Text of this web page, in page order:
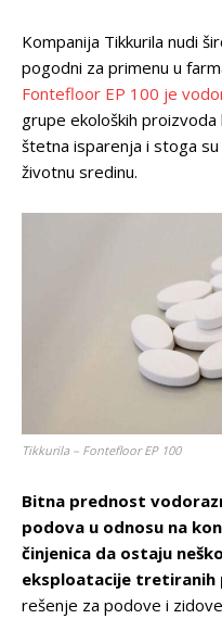
Kompanija Tikkurila nudi
pogodni za primenu u
Fontefloor EP 100 je
grupe ekoloških
štetna isparenja i stoga
životnu sredinu.
Tikkurila – Fontefloor EP 100
Bitna prednost
podova u odnosu na
činjenica da ostaju
eksploatacije tretiranih
rešenje za podove i